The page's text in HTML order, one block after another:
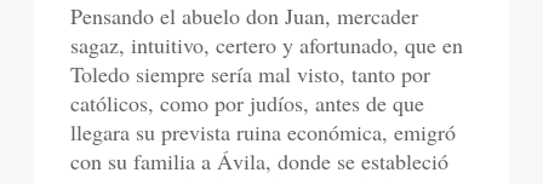
Pensando el abuelo don Juan, mercader
sagaz, intuitivo, certero y afortunado, que en
Toledo siempre sería mal visto, tanto por
católicos, como por judíos, antes de que
llegara su prevista ruina económica, emigró
con su familia a Ávila, donde se estableció